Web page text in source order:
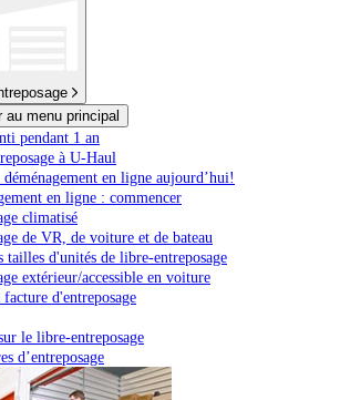
au menu principal
pendant 1 an
à U-Haul
en ligne aujourd’hui!
en ligne : commencer
climatisé
de VR, de voiture et de bateau
tailles d'unités de libre-entreposage
extérieur/accessible en voiture
d'entreposage
le libre-entreposage
d’entreposage